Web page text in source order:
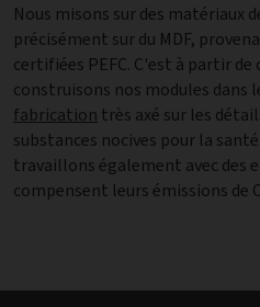
Nous misons sur des matériaux
précisément sur du MDF,
certifiées PEFC. C'est à partir de
construisons nos modules dans
fabrication très axé sur les
substances nocives pour la
travaillons également avec des
compensent leurs émissions de